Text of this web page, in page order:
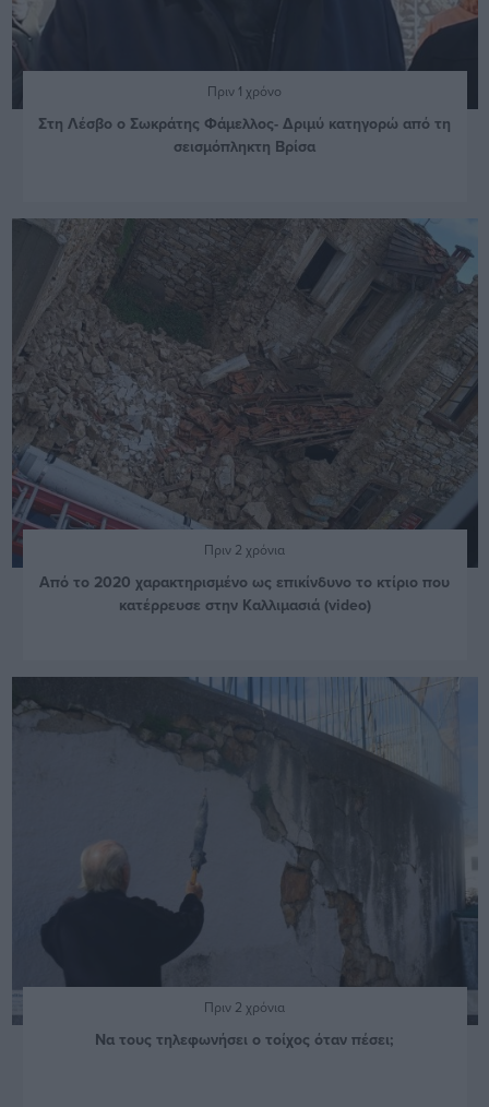
Πριν 1 χρόνο
Στη Λέσβο ο Σωκράτης Φάμελλος- Δριμύ κατηγορώ από τη
σεισμόπληκτη Βρίσα
Πριν 2 χρόνια
Από το 2020 χαρακτηρισμένο ως επικίνδυνο το κτίριο που
κατέρρευσε στην Καλλιμασιά (video)
Πριν 2 χρόνια
Να τους τηλεφωνήσει ο τοίχος όταν πέσει;